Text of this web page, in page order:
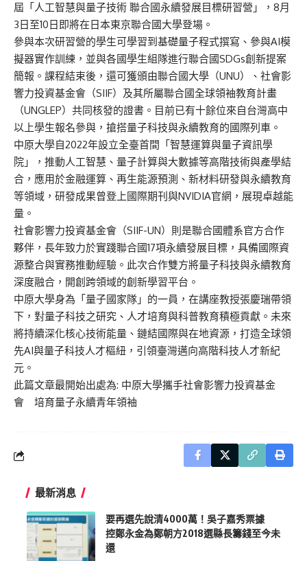
屆「人工智慧與量子技術 聯合國永續發展目標研習營」，8月
3日至10日即將在日本東京聯合國大學登場。
參與本次研習營的學生可學習到基礎量子程式撰寫、參與AI模
擬器實作訓練，並與各國學生組隊進行聯合國SDGs創新提案
簡報。課程結束後，還可獲頒由聯合國大學（UNU）、社會影
響力投資基金會（SIIF）及其所屬聯合國全球領袖教育計畫
（UNGLEP）共同核發的證書。目前已有十餘位來自台灣高中
以上學生報名參與，搶搭量子科技與永續教育的國際列車。
中原大學自2022年設立全臺首間「智慧運算與量子資訊學
院」，推動人工智慧、量子計算與大數據等高階技術與產學結
合，應用於金融運算、再生能源預測、新材料研發與永續教育
等領域，研發成果曾登上國際期刊與NVIDIA官網，展現卓越能
量。
社會影響力投資基金會（SIIF-UN）則是聯合國體系官方合作
夥伴，長年致力於實踐聯合國17項永續發展目標，具備國際資
源整合與實務推動經驗。此次合作雙方將量子科技與永續教育
深度融合，開創跨領域的創新學習平台。
中原大學身為「量子國家隊」的一員，在講座教授張慶瑞帶領
下，對量子科技之研究、人才培育與科普教育積極貢獻。未來
將持續深化核心技術能量、鏈結國際與在地資源，打造全球領
先AI與量子科技人才樞紐，引領臺灣邁向高階科技人才新紀
元。
此篇文章最開始出處為: 中原大學攜手社會影響力投資基金
會 培育量子永續青年領袖
最新消息
要再選先說清4000萬！吳子嘉秀票據
控鄭永金為鄭朝方2018選縣長籌錢至今未
還